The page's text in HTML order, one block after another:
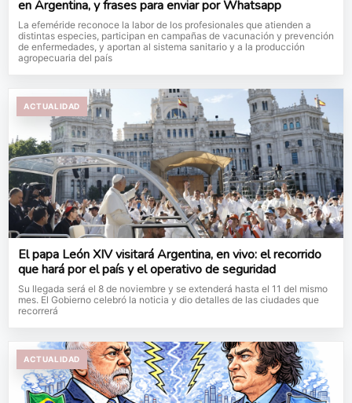
en Argentina, y frases para enviar por Whatsapp
La efeméride reconoce la labor de los profesionales que atienden a
distintas especies, participan en campañas de vacunación y prevención
de enfermedades, y aportan al sistema sanitario y a la producción
agropecuaria del país
ACTUALIDAD
El papa León XIV visitará Argentina, en vivo: el recorrido
que hará por el país y el operativo de seguridad
Su llegada será el 8 de noviembre y se extenderá hasta el 11 del mismo
mes. El Gobierno celebró la noticia y dio detalles de las ciudades que
recorrerá
ACTUALIDAD